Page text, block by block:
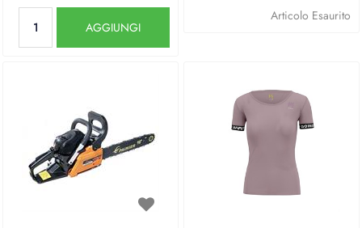
AGGIUNGI
Articolo Esaurito